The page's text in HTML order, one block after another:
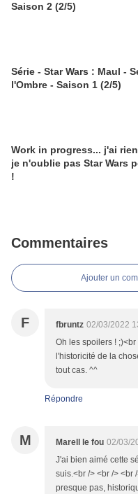
Saison 2 (2/5)
Série - Star Wars : Maul -
l'Ombre - Saison 1 (2/5)
Work in progress... j'ai
je n'oublie pas Star Wars
!
Commentaires
Ajouter un
F fbruntz 02/03/2022
Oh les spoilers !
l'historicité de la
tout cas. ^^
Répondre
M Marell le fou 02/03/
J'ai bien aimé cette
suis.<br /> <br /> <br
presque pas,